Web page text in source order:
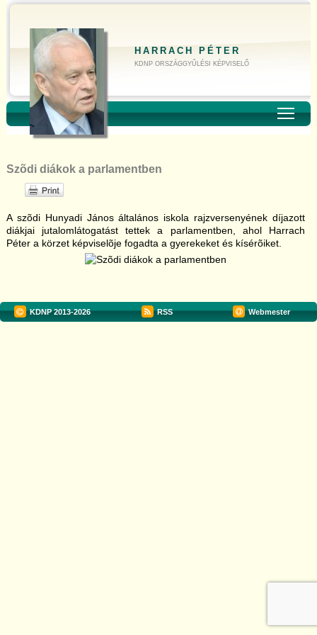
HARRACH PÉTER
KDNP ORSZÁGGYŰLÉSI KÉPVISELŐ
Szõdi diákok a parlamentben
A szõdi Hunyadi János általános iskola rajzversenyének díjazott
diákjai jutalomlátogatást tettek a parlamentben, ahol Harrach
Péter a körzet képviselõje fogadta a gyerekeket és kísérõiket.
KDNP2013-2026 RSS Webmester